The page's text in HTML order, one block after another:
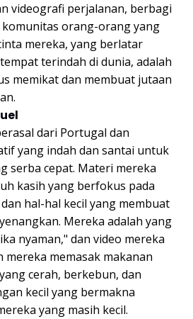
videografi perjalanan, berbagi
orang-orang yang
mereka, yang berlatar
terindah di dunia, adalah
memikat dan membuat jutaan
dari Portugal dan
yang indah dan santai untuk
serba cepat. Materi mereka
kasih yang berfokus pada
hal-hal kecil yang membuat
Mereka adalah yang
nyaman," dan video mereka
memasak makanan
cerah, berkebun, dan
kecil yang bermakna
yang masih kecil.